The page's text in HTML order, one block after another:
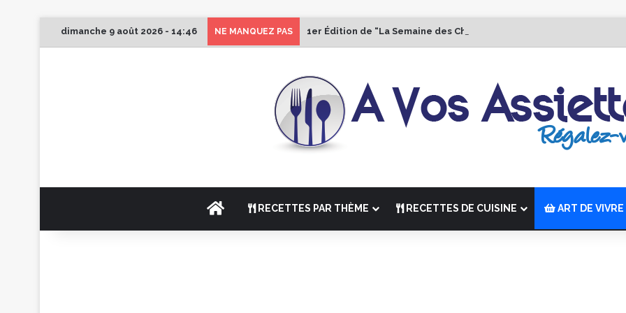
dimanche 9 août 2026 - 14:46 NE MANQUEZ PAS 1er Édition de “La Semaine des Chefs” du 19 au 24 octobre 2026
ACCUEILRECETTES PAR THÈME RECETTES DE CUISINE ART DE VIVRE